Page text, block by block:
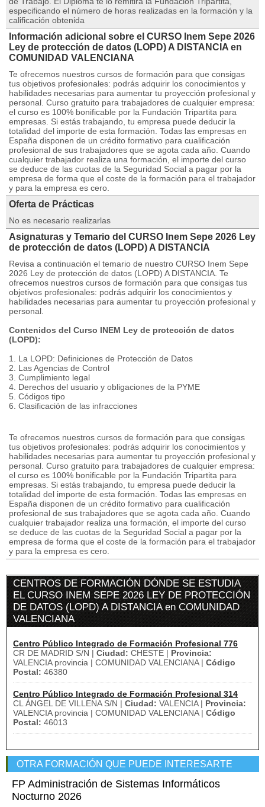
especificando el número de horas realizadas en la formación y la
calificación obtenida
Información adicional sobre el CURSO Inem Sepe 2026
Ley de protección de datos (LOPD) A DISTANCIA en
COMUNIDAD VALENCIANA
Te ofrecemos nuestros cursos de formación para que consigas
tus objetivos profesionales: podrás adquirir los conocimientos y
habilidades necesarias para aumentar tu proyección profesional y
personal. Curso gratuito para trabajadores de cualquier empresa:
el curso es 100% bonificable por la Fundación Tripartita para
empresas. Si estás trabajando, tu empresa puede deducir la
totalidad del importe de esta formación. Todas las empresas en
España disponen de un crédito formativo para cualificación
profesional de sus trabajadores que se agota cada año. Cuando
cualquier trabajador realiza una formación, el importe del curso
se deduce de las cuotas de la Seguridad Social a pagar por la
empresa de forma que el coste de la formación para el trabajador
y para la empresa es cero.
Oferta de Prácticas
No es necesario realizarlas
Asignaturas y Temario del CURSO Inem Sepe 2026 Ley
de protección de datos (LOPD) A DISTANCIA
Revisa a continuación el temario de nuestro CURSO Inem Sepe
2026 Ley de protección de datos (LOPD) A DISTANCIA. Te
ofrecemos nuestros cursos de formación para que consigas tus
objetivos profesionales: podrás adquirir los conocimientos y
habilidades necesarias para aumentar tu proyección profesional y
personal.
Contenidos del Curso INEM Ley de protección de datos
(LOPD):
1. La LOPD: Definiciones de Protección de Datos
2. Las Agencias de Control
3. Cumplimiento legal
4. Derechos del usuario y obligaciones de la PYME
5. Códigos tipo
6. Clasificación de las infracciones
Te ofrecemos nuestros cursos de formación para que consigas
tus objetivos profesionales: podrás adquirir los conocimientos y
habilidades necesarias para aumentar tu proyección profesional y
personal. Curso gratuito para trabajadores de cualquier empresa:
el curso es 100% bonificable por la Fundación Tripartita para
empresas. Si estás trabajando, tu empresa puede deducir la
totalidad del importe de esta formación. Todas las empresas en
España disponen de un crédito formativo para cualificación
profesional de sus trabajadores que se agota cada año. Cuando
cualquier trabajador realiza una formación, el importe del curso
se deduce de las cuotas de la Seguridad Social a pagar por la
empresa de forma que el coste de la formación para el trabajador
y para la empresa es cero.
CENTROS DE FORMACIÓN DÓNDE SE ESTUDIA
EL CURSO INEM SEPE 2026 LEY DE PROTECCIÓN
DE DATOS (LOPD) A DISTANCIA en COMUNIDAD
VALENCIANA
Centro Público Integrado de Formación Profesional 776
CR DE MADRID S/N | Ciudad: CHESTE | Provincia:
VALENCIA provincia | COMUNIDAD VALENCIANA | Código
Postal: 46380
Centro Público Integrado de Formación Profesional 314
CL ÁNGEL DE VILLENA S/N | Ciudad: VALENCIA | Provincia:
VALENCIA provincia | COMUNIDAD VALENCIANA | Código
Postal: 46013
OTRA FORMACIÓN QUE PUEDE INTERESARTE
FP Administración de Sistemas Informáticos
Nocturno 2026